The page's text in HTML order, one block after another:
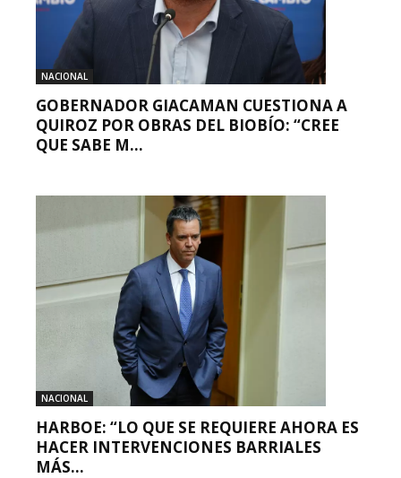
NACIONAL
GOBERNADOR GIACAMAN CUESTIONA A
QUIROZ POR OBRAS DEL BIOBÍO: “CREE
QUE SABE M...
NACIONAL
HARBOE: “LO QUE SE REQUIERE AHORA ES
HACER INTERVENCIONES BARRIALES
MÁS...